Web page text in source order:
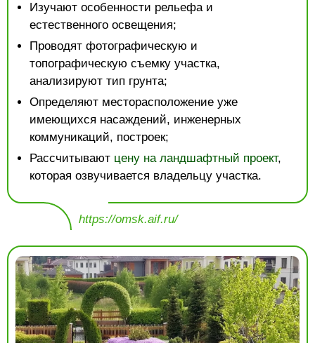
Изучают особенности рельефа и
естественного освещения;
Проводят фотографическую и
топографическую съемку участка,
анализируют тип грунта;
Определяют месторасположение уже
имеющихся насаждений, инженерных
коммуникаций, построек;
Рассчитывают цену на ландшафтный проект,
которая озвучивается владельцу участка.
https://omsk.aif.ru/